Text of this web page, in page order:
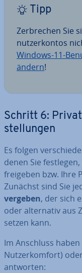
Tipp
Zer­bre­chen Sie
nut­zer­kon­tos
Windows-11-
ändern!
Schritt 6:
stel­lun­gen
Es folgen
denen Sie
freigeben bzw. Ihre
Zunächst sind Sie
vergeben, der sich
oder al­ter­na­tiv aus
set­zen kann.
Im Anschluss
Nut­zer­kom­fort)
ant­wor­ten: